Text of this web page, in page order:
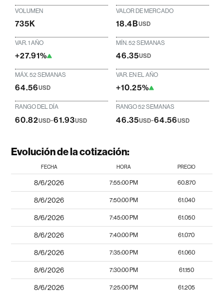
VOLUMEN
735K
VALOR DE MERCADO
18.4BUSD
VAR. 1 AÑO
+27.91%
MÍN. 52 SEMANAS
46.35USD
MÁX. 52 SEMANAS
64.56USD
VAR. EN EL AÑO
+10.25%
RANGO DEL DÍA
60.82USD-61.93USD
RANGO 52 SEMANAS
46.35USD-64.56USD
Evolución de la cotización:
FECHA HORA PRECIO
8/6/2026 7:55:00 PM 60.870
8/6/2026 7:50:00 PM 61.040
8/6/2026 7:45:00 PM 61.050
8/6/2026 7:40:00 PM 61.070
8/6/2026 7:35:00 PM 61.060
8/6/2026 7:30:00 PM 61.150
8/6/2026 7:25:00 PM 61.205